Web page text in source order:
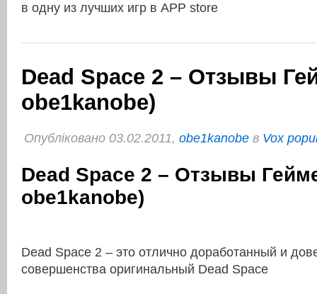
в одну из лучших игр в APP store
Dead Space 2 – Отзывы
obe1kanobe)
Опубліковано 03.02.2011, obe1kanobe в Vox
Dead Space 2 – Отзывы
obe1kanobe)
Dead Space 2 – это отлично доработанный и
совершенства оригинальный Dead Space